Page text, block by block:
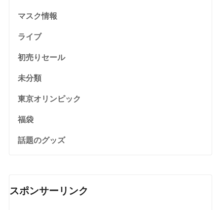
マスク情報
ライブ
初売りセール
未分類
東京オリンピック
福袋
話題のグッズ
スポンサーリンク